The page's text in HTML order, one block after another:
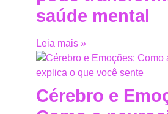
saúde mental
Leia mais »
Cérebro e